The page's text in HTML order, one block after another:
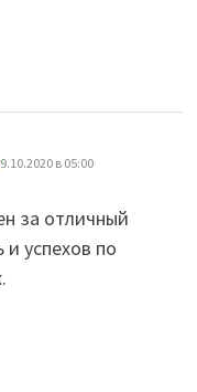
в 05:00
за отличный
успехов по